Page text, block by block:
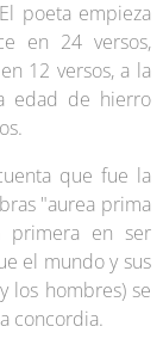
poeta empieza
en 24 versos,
12 versos, a la
edad de hierro
que fue la
"aurea prima
primera en ser
el mundo y sus
los hombres) se
concordia.